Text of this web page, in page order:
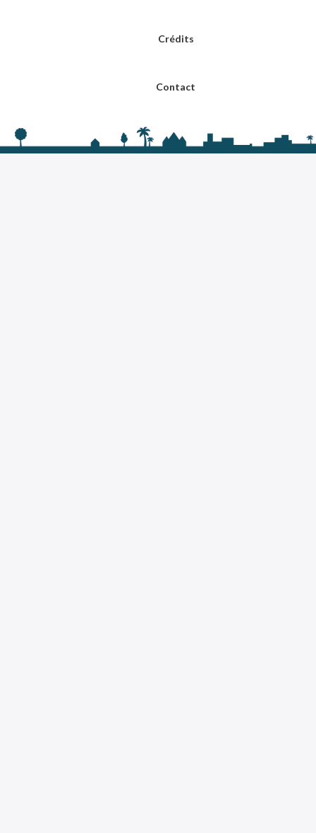
Crédits
Contact